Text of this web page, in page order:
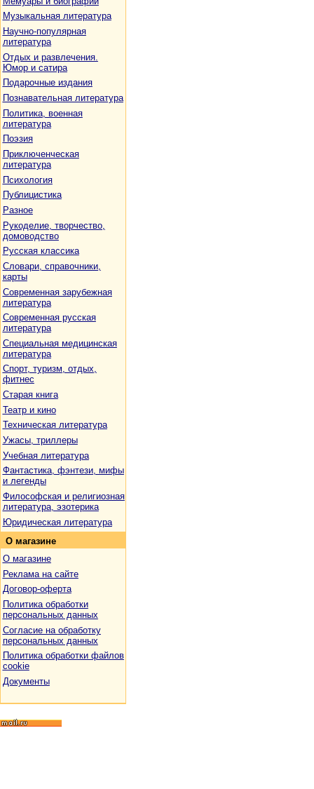
Музыкальная литература
Научно-популярная
литература
Отдых и развлечения.
Юмор и сатира
Подарочные издания
Познавательная литература
Политика, военная
литература
Поэзия
Приключенческая
литература
Психология
Публицистика
Разное
Рукоделие, творчество,
домоводство
Русская классика
Словари, справочники,
карты
Современная зарубежная
литература
Современная русская
литература
Специальная медицинская
литература
Спорт, туризм, отдых,
фитнес
Старая книга
Театр и кино
Техническая литература
Ужасы, триллеры
Учебная литература
Фантастика, фэнтези, мифы
и легенды
Философская и религиозная
литература, эзотерика
Юридическая литература
О магазине
О магазине
Реклама на сайте
Договор-оферта
Политика обработки
персональных данных
Согласие на обработку
персональных данных
Политика обработки файлов
cookie
Документы